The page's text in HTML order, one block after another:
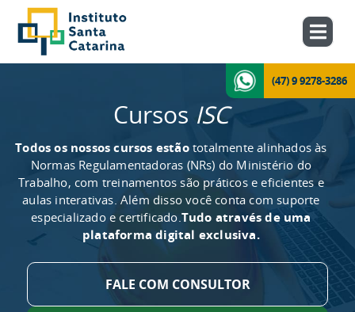
(47) 9 9278-3286
Cursos ISC
Todos os nossos cursos estãototalmente alinhados às
Normas Regulamentadoras (NRs) do Ministério do
Trabalho, com treinamentos são práticos e eficientes e
aulas interativas. Além disso você conta com suporte
especializado e certificado.Tudo através de uma
plataforma digital exclusiva.
FALE COM CONSULTOR